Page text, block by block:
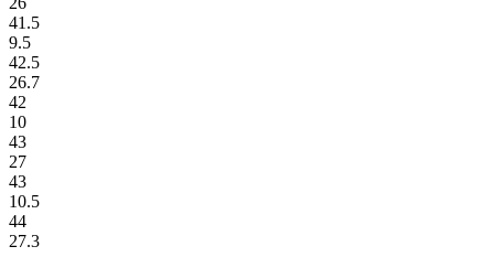
41.5
9.5
42.5
26.7
42
10
43
27
43
10.5
44
27.3